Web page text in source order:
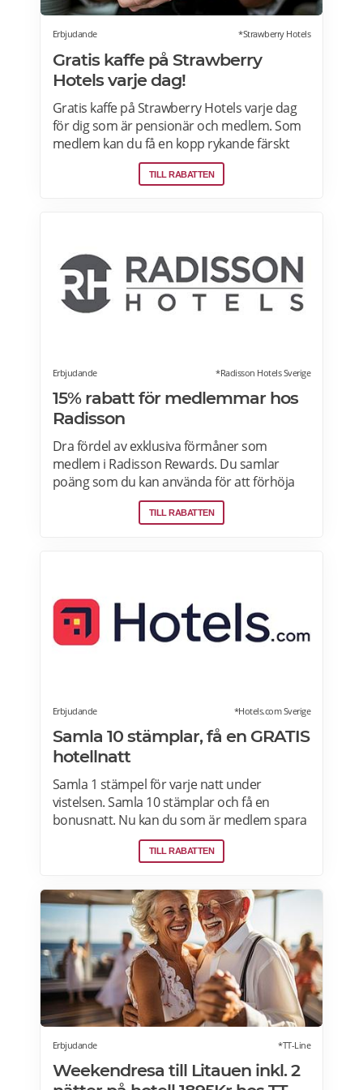
Erbjudande *Strawberry Hotels
Gratis kaffe på Strawberry
Hotels varje dag!
Gratis kaffe på Strawberry Hotels varje dag
för dig som är pensionär och medlem. Som
medlem kan du få en kopp rykande färskt
bryggkaffe (eller te) på något av Strawberry
hotell i Sverige, Norge, Danmark och Finland.
TILL RABATTEN
Erbjudande *Radisson Hotels Sverige
15% rabatt för medlemmar hos
Radisson
Dra fördel av exklusiva förmåner som
medlem i Radisson Rewards. Du samlar
poäng som du kan använda för att förhöja
reseupplevelsen eller betala för din bokning.
Läs mer om pensionärsrabatter på Radisson
TILL RABATTEN
Erbjudande *Hotels.com Sverige
Samla 10 stämplar, få en GRATIS
hotellnatt
Samla 1 stämpel för varje natt under
vistelsen. Samla 10 stämplar och få en
bonusnatt. Nu kan du som är medlem spara
10 % eller mer på över 100 000 hotell i
Sverige och hela världen när du är inloggad.
erbjudanden på Hotels.com här.
TILL RABATTEN
Erbjudande *TT-Line
Weekendresa till Litauen inkl. 2